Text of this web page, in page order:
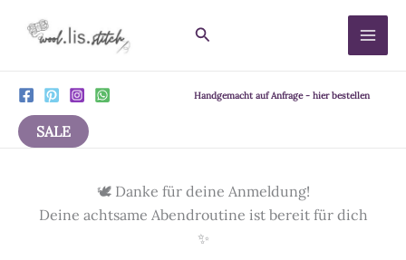
Inhalt
Suchen
Handgemacht auf Anfrage - hier bestellen
SALE
🕊️ Danke für deine Anmeldung!
Deine achtsame Abendroutine ist bereit für dich
✨